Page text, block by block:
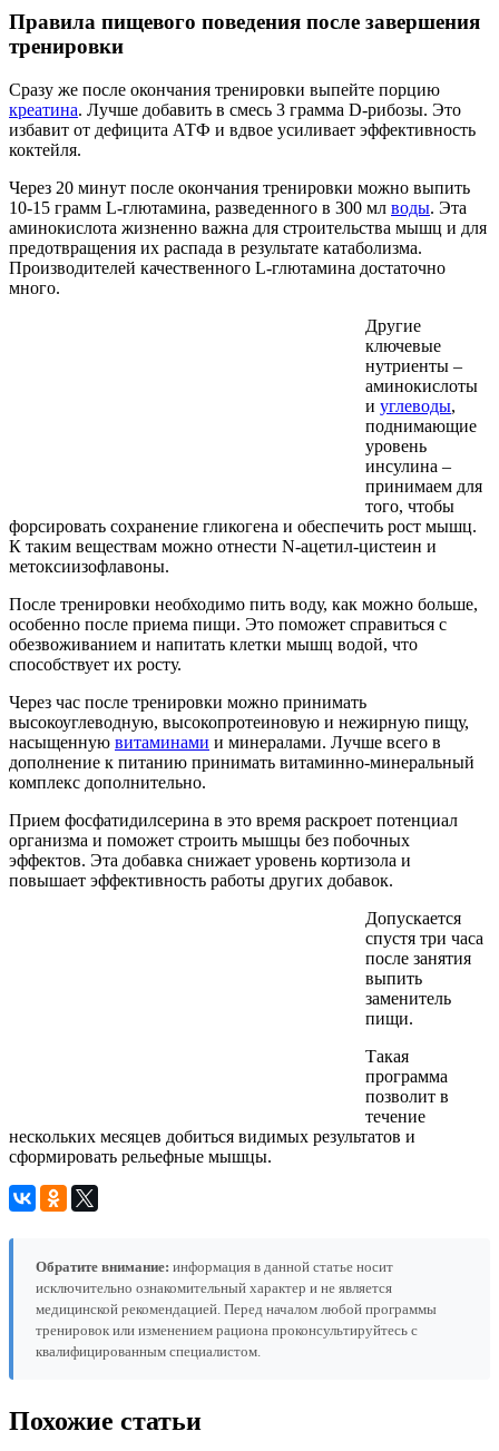
Правила пищевого поведения после завершения
тренировки
Сразу же после окончания тренировки выпейте порцию
креатина. Лучше добавить в смесь 3 грамма D-рибозы. Это
избавит от дефицита АТФ и вдвое усиливает эффективность
коктейля.
Через 20 минут после окончания тренировки можно выпить
10-15 грамм L-глютамина, разведенного в 300 мл воды. Эта
аминокислота жизненно важна для строительства мышц и для
предотвращения их распада в результате катаболизма.
Производителей качественного L-глютамина достаточно
много.
Другие
ключевые
нутриенты –
аминокислоты
и углеводы,
поднимающие
уровень
инсулина –
принимаем для
того, чтобы
форсировать сохранение гликогена и обеспечить рост мышц.
К таким веществам можно отнести N-ацетил-цистеин и
метоксиизофлавоны.
После тренировки необходимо пить воду, как можно больше,
особенно после приема пищи. Это поможет справиться с
обезвоживанием и напитать клетки мышц водой, что
способствует их росту.
Через час после тренировки можно принимать
высокоуглеводную, высокопротеиновую и нежирную пищу,
насыщенную витаминами и минералами. Лучше всего в
дополнение к питанию принимать витаминно-минеральный
комплекс дополнительно.
Прием фосфатидилсерина в это время раскроет потенциал
организма и поможет строить мышцы без побочных
эффектов. Эта добавка снижает уровень кортизола и
повышает эффективность работы других добавок.
Допускается
спустя три часа
после занятия
выпить
заменитель
пищи.
Такая
программа
позволит в
течение
нескольких месяцев добиться видимых результатов и
сформировать рельефные мышцы.
Обратите внимание: информация в данной статье носит
исключительно ознакомительный характер и не является
медицинской рекомендацией. Перед началом любой программы
тренировок или изменением рациона проконсультируйтесь с
квалифицированным специалистом.
Похожие статьи